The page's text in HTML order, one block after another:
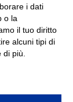
i dati
o la
il tuo diritto
alcuni tipi di
più.